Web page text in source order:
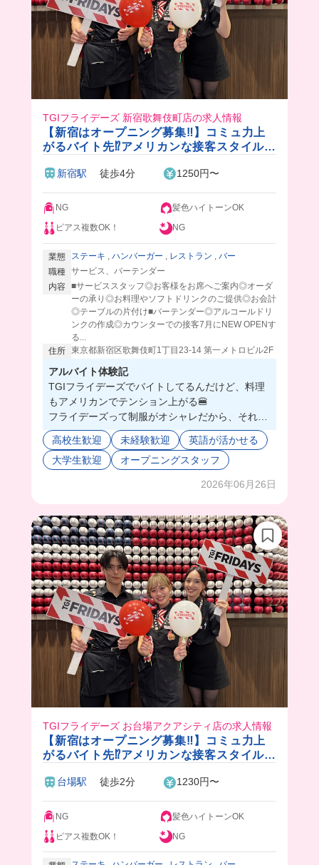
TGIフライデーズ 新宿歌舞伎町店の求人情報
【新宿はオープニング募集‼︎】コミュ力上
がるバイト先⁉️アメリカンな接客スタイルが
新宿駅 徒歩4分 1250円〜
NG
髪色ハイトーンOK
ピアス複数OK！
NG
業態 ステーキ ハンバーガー レストラン
バー
職種 サービス、バーテンダー
内容 ■サービススタッフ◎お客様をお席へご案内◎オーダ
ーの承り◎お料理やソフトドリンクのご提供◎お会計
◎テーブルの片付け■バーテンダー◎アルコールドリ
ンクの作成◎カウンターでの接客7月にNEW OPENす
る...
住所 東京都新宿区歌舞伎町1丁目23-14 第一メトロビル2F
アルバイト体験記
TGIフライデーズでバイトしてるんだけど、料理
もアメリカンでテンション上がる🍔
フライデーズって制服がオシャレだから、それだ
けでモチベ変わるわ。
テラス席がある店舗は、晴れてるとマジで気持ち
よく働けるから最高☀️✨
てみたりして良い経験になるし、スタッフの仲が
に楽しい笑
分からないことがあっても先輩たちが秒で助けて
くれるから、バイト未経験でも全然いけると思
う！
新店舗もオープンするらしいから、気になる人は
応募してみて！
高校生歓迎 未経験歓迎
英語が活かせる
大学生歓迎
オープニングスタッフ
2026年06月26日
TGIフライデーズ お台場アクアシティ店の求人情報
【新宿はオープニング募集‼︎】コミュ力上
がるバイト先⁉️アメリカンな接客スタイルが
台場駅 徒歩2分 1230円〜
NG
髪色ハイトーンOK
ピアス複数OK！
NG